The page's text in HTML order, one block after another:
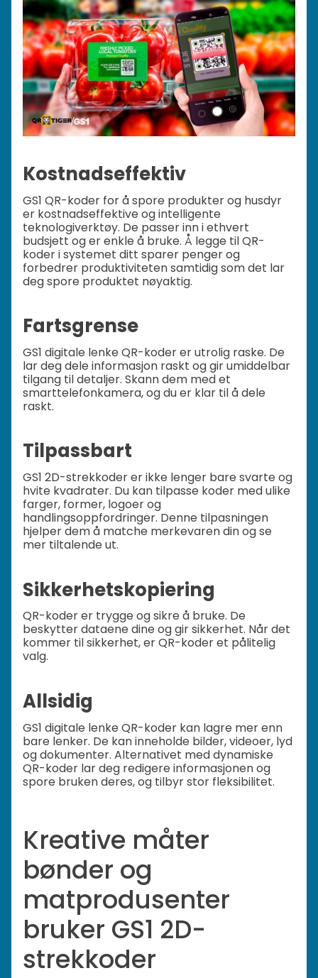
Kostnadseffektiv
GS1 QR-koder for å spore produkter og husdyr
er kostnadseffektive og intelligente
teknologiverktøy. De passer inn i ethvert
budsjett og er enkle å bruke. Å legge til QR-
koder i systemet ditt sparer penger og
forbedrer produktiviteten samtidig som det lar
deg spore produktet nøyaktig.
Fartsgrense
GS1 digitale lenke QR-koder er utrolig raske. De
lar deg dele informasjon raskt og gir umiddelbar
tilgang til detaljer. Skann dem med et
smarttelefonkamera, og du er klar til å dele
raskt.
Tilpassbart
GS1 2D-strekkoder er ikke lenger bare svarte og
hvite kvadrater. Du kan tilpasse koder med ulike
farger, former, logoer og
handlingsoppfordringer. Denne tilpasningen
hjelper dem å matche merkevaren din og se
mer tiltalende ut.
Sikkerhetskopiering
QR-koder er trygge og sikre å bruke. De
beskytter dataene dine og gir sikkerhet. Når det
kommer til sikkerhet, er QR-koder et pålitelig
valg.
Allsidig
GS1 digitale lenke QR-koder kan lagre mer enn
bare lenker. De kan inneholde bilder, videoer, lyd
og dokumenter. Alternativet med dynamiske
QR-koder lar deg redigere informasjonen og
spore bruken deres, og tilbyr stor fleksibilitet.
Kreative måter
bønder og
matprodusenter
bruker GS1 2D-
strekkoder